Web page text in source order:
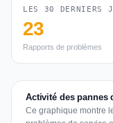
LES 30 DERNIERS
23
Rapports de problèmes
Activité des pannes
Ce graphique montre